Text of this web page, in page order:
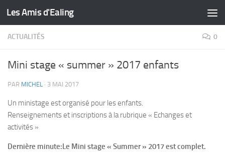
Skip to content
Les Amis d'Ealing
ACTUALITÉS 0
Mini stage « summer » 2017 enfants
PAR MICHEL · 3 MAI 2017
Un ministage est organisé pour les enfants.
Renseignements et inscriptions à la rubrique « Echanges et
activités »
Dernière minute:Le Mini stage « Summer » 2017 est complet.